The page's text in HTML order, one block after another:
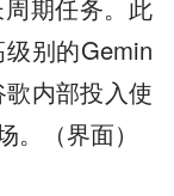
期任务。此
别的Gemin
内部投入使
（界面）